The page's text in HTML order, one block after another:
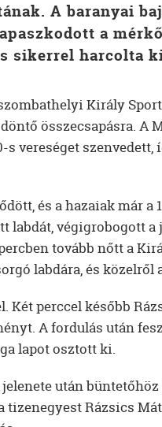
A baranyai
a
sikerrel harcolta
Király
összecsapásra. A
s vereséget
és a hazaiak már a
labdát, végigrobogott
tovább nőtt a
labdára, és közelről
Két perccel később
A fordulás után
lapot osztott ki.
után
Rázsics